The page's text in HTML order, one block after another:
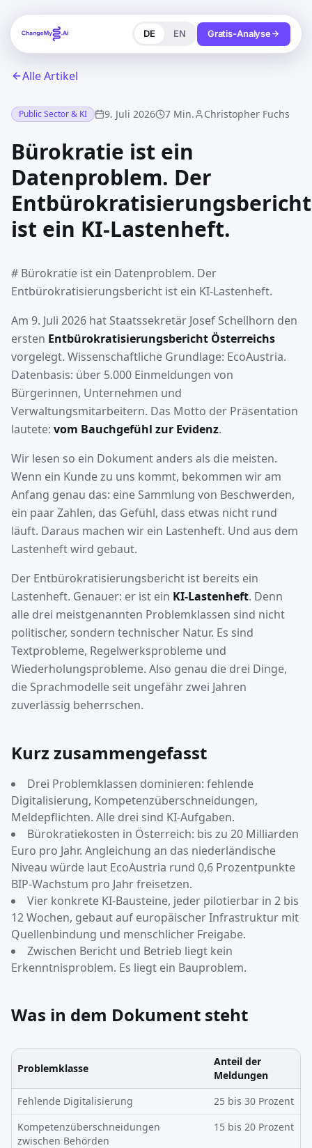
DE EN Gratis-Analyse
Alle Artikel
Public Sector & KI 9. Juli 2026 7 Min. Christopher Fuchs
Bürokratie ist ein
Datenproblem. Der
Entbürokratisierungsbericht
ist ein KI-Lastenheft.
# Bürokratie ist ein Datenproblem. Der
Entbürokratisierungsbericht ist ein KI-Lastenheft.
Am 9. Juli 2026 hat Staatssekretär Josef Schellhorn den
ersten Entbürokratisierungsbericht Österreichs
vorgelegt. Wissenschaftliche Grundlage: EcoAustria.
Datenbasis: über 5.000 Einmeldungen von
Bürgerinnen, Unternehmen und
Verwaltungsmitarbeitern. Das Motto der Präsentation
lautete: vom Bauchgefühl zur Evidenz.
Wir lesen so ein Dokument anders als die meisten.
Wenn ein Kunde zu uns kommt, bekommen wir am
Anfang genau das: eine Sammlung von Beschwerden,
ein paar Zahlen, das Gefühl, dass etwas nicht rund
läuft. Daraus machen wir ein Lastenheft. Und aus dem
Lastenheft wird gebaut.
Der Entbürokratisierungsbericht ist bereits ein
Lastenheft. Genauer: er ist ein KI-Lastenheft. Denn
alle drei meistgenannten Problemklassen sind nicht
politischer, sondern technischer Natur. Es sind
Textprobleme, Regelwerksprobleme und
Wiederholungsprobleme. Also genau die drei Dinge,
die Sprachmodelle seit ungefähr zwei Jahren
zuverlässig beherrschen.
Kurz zusammengefasst
Drei Problemklassen dominieren: fehlende
Digitalisierung, Kompetenzüberschneidungen,
Meldepflichten. Alle drei sind KI-Aufgaben.
Bürokratiekosten in Österreich: bis zu 20 Milliarden
Euro pro Jahr. Angleichung an das niederländische
Niveau würde laut EcoAustria rund 0,6 Prozentpunkte
BIP-Wachstum pro Jahr freisetzen.
Vier konkrete KI-Bausteine, jeder pilotierbar in 2 bis
12 Wochen, gebaut auf europäischer Infrastruktur mit
Quellenbindung und menschlicher Freigabe.
Zwischen Bericht und Betrieb liegt kein
Erkenntnisproblem. Es liegt ein Bauproblem.
Was in dem Dokument steht
Problemklasse
Anteil der
Meldungen
Fehlende Digitalisierung
25 bis 30 Prozent
Kompetenzüberschneidungen
zwischen Behörden
15 bis 20 Prozent